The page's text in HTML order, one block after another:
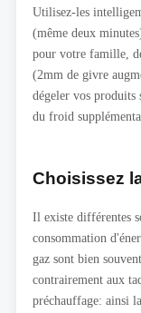
Utilisez-les
(même deux
pour votre famille,
(2mm de givre
dégeler vos
du froid
Choisissez
Il existe différentes
consommation
gaz sont bien
contrairement aux
préchauffage: ainsi